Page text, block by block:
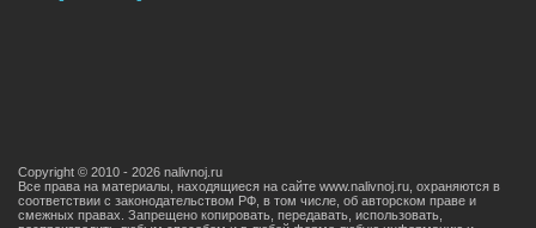
Copyright © 2010 - 2026 nalivnoj.ru
Все права на материалы, находящиеся на сайте www.nalivnoj.ru, охраняются в
соответствии с законодательством РФ, в том числе, об авторском праве и
смежных правах. Запрещено копировать, передавать, использовать,